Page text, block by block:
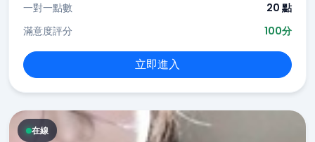
一對一點數
20 點
滿意度評分
100分
立即進入
在線